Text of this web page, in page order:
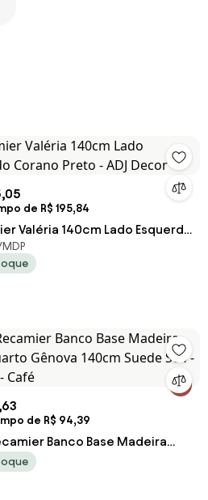
de R$ 195,84
Valéria 140cm Lado Esquerdo
- ADJ Decor
MDP
de R$ 94,39
Banco Base Madeira
Gênova 140cm Suede S04